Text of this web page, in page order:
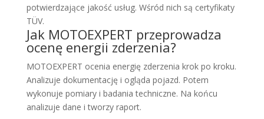
potwierdzające jakość usług. Wśród nich są certyfikaty
TÜV.
Jak MOTOEXPERT przeprowadza
ocenę energii zderzenia?
MOTOEXPERT ocenia energię zderzenia krok po kroku.
Analizuje dokumentację i ogląda pojazd. Potem
wykonuje pomiary i badania techniczne. Na końcu
analizuje dane i tworzy raport.